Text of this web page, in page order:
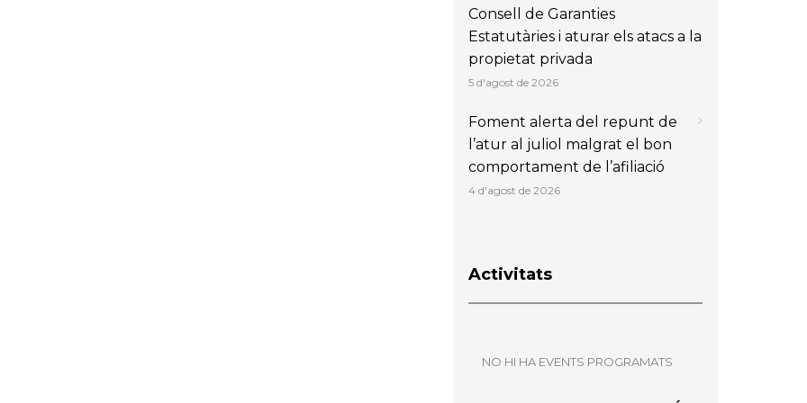
Consell de Garanties
Estatutàries i aturar els atacs a la
propietat privada
5 d'agost de 2026
Foment alerta del repunt de
l’atur al juliol malgrat el bon
comportament de l’afiliació
4 d'agost de 2026
Activitats
NO HI HA EVENTS PROGRAMATS